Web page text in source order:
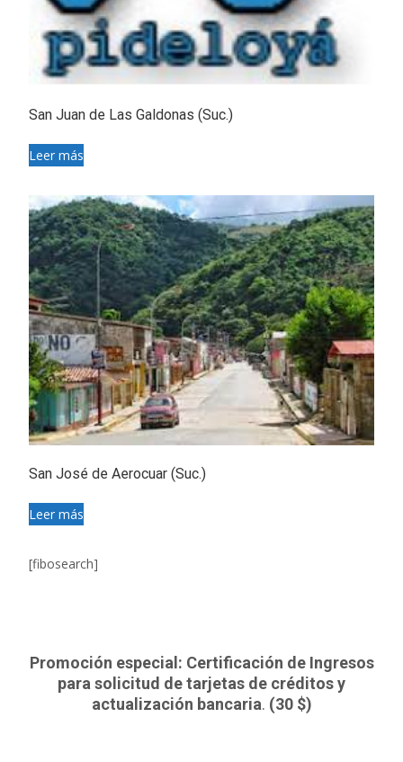
San Juan de Las Galdonas (Suc.)
Leer más
San José de Aerocuar (Suc.)
Leer más
[fibosearch]
Promoción especial: Certificación de Ingresos
para solicitud de tarjetas de créditos y
actualización bancaria. (30 $)